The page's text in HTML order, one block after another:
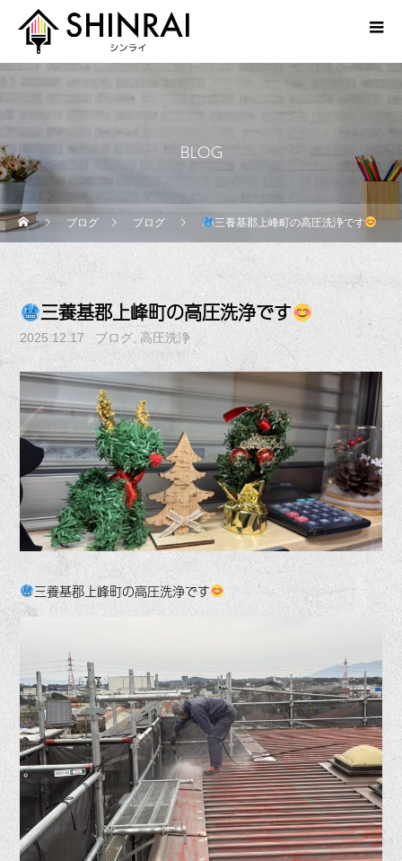
BLOG
ブログ ブログ 三養基郡上峰町の高圧洗浄です
三養基郡上峰町の高圧洗浄です
2025.12.17 ブログ 高圧洗浄
三養基郡上峰町の高圧洗浄です